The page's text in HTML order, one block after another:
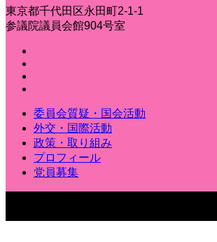
東京都千代田区永田町2-1-1
参議院議員会館904号室
委員会質疑・国会活動
外交・国際活動
政策・取り組み
プロフィール
党員募集